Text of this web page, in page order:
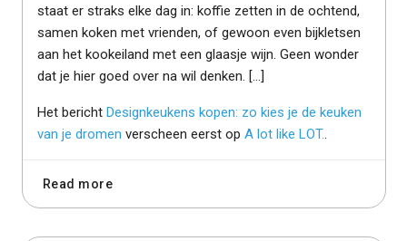
staat er straks elke dag in: koffie zetten in de ochtend,
samen koken met vrienden, of gewoon even bijkletsen
aan het kookeiland met een glaasje wijn. Geen wonder
dat je hier goed over na wil denken. […]
Het bericht Designkeukens kopen: zo kies je de keuken
van je dromen verscheen eerst op A lot like LOT.
Read more